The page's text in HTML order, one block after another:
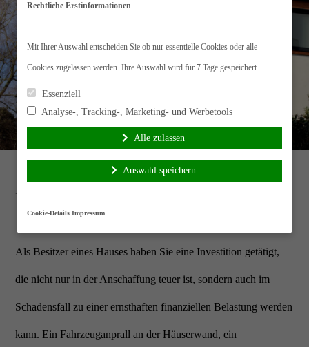
Wohngebäude
Wohngebäude
Als Besitzer eines Hauses haben Sie eine Investition getätigt,
die nicht nur in der Anschaffung teuer ist, sondern auch im
Schadensfall zu einer ernsthaften finanziellen Belastung werden
kann. Ein Fahrzeuganprall an der Häuserwand, ein
Rechtliche Erstinformationen
Mit Ihrer Auswahl entscheiden Sie ob nur essentielle Cookies oder alle
Cookies zugelassen werden. Ihre Auswahl wird für 7 Tage gespeichert.
Essenziell
Analyse-, Tracking-, Marketing- und Werbetools
Alle zulassen
Auswahl speichern
Cookie-Details Impressum